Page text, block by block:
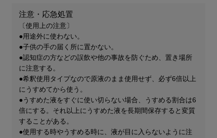
注意・応急処置
〔使用上の注意〕
●用途外に使わない。
●子供の手の届く所に置かない。
●認知症の方などの誤飲や他の事故を防ぐため、置き場所
に注意する。
●希釈使用タイプなので原液のまま使用せず、必ず6倍以上
にうすめてから使う。
●うすめた液をすぐに使い切らない場合、うすめる割合は6
倍にする。それ以上にうすめた液を長期間保存すると変質
することがある。
●使用する時やうすめる時に、液が目に入らないように注